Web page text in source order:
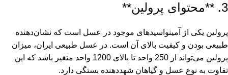
3. **محتوای پرولین**
پرولین یکی از آمینواسیدهای موجود در عسل است که نشان‌دهنده
طبیعی بودن و کیفیت بالای آن است. در عسل طبیعی ایران، میزان
پرولین می‌تواند از 250 واحد تا بالای 1200 واحد متغیر باشد که این
تفاوت به نوع عسل و گیاهان شهد‌دهنده بستگی دارد.